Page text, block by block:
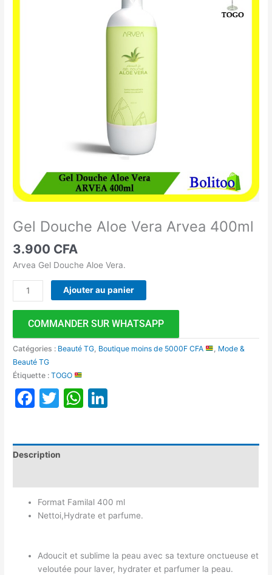
Gel Douche Aloe Vera Arvea 400ml
3.900 CFA
Arvea Gel Douche Aloe Vera.
Ajouter au panier
COMMANDER SUR WHATSAPP
Catégories : Beauté TG Boutique moins de 5000F CFA
Mode &
Beauté TG
Étiquette :TOGO
Facebook
TwitterWhatsApp
Description
Format Familal 400 ml
Nettoi,Hydrate et parfume.
Adoucit et sublime la peau avec sa texture onctueuse et
veloutée pour laver, hydrater et parfumer la peau.